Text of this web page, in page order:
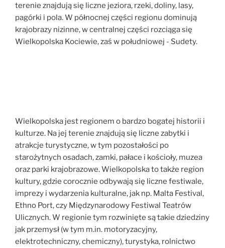
terenie znajdują się liczne jeziora, rzeki, doliny, lasy,
pagórki i pola. W północnej części regionu dominują
krajobrazy nizinne, w centralnej części rozciąga się
Wielkopolska Kociewie, zaś w południowej - Sudety.
Wielkopolska jest regionem o bardzo bogatej historii i
kulturze. Na jej terenie znajdują się liczne zabytki i
atrakcje turystyczne, w tym pozostałości po
starożytnych osadach, zamki, pałace i kościoły, muzea
oraz parki krajobrazowe. Wielkopolska to także region
kultury, gdzie corocznie odbywają się liczne festiwale,
imprezy i wydarzenia kulturalne, jak np. Malta Festival,
Ethno Port, czy Międzynarodowy Festiwal Teatrów
Ulicznych. W regionie tym rozwinięte są takie dziedziny
jak przemysł (w tym m.in. motoryzacyjny,
elektrotechniczny, chemiczny), turystyka, rolnictwo